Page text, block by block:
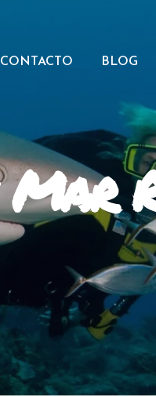
CONTACTO BLOG
Mar